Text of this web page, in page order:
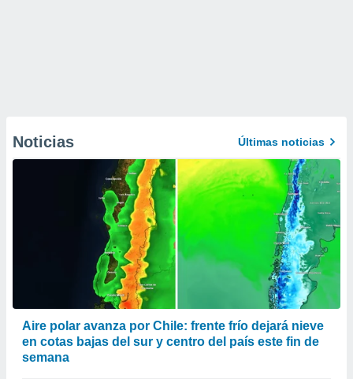
Noticias Últimas noticias
Aire polar avanza por Chile: frente frío dejará nieve
en cotas bajas del sur y centro del país este fin de
semana